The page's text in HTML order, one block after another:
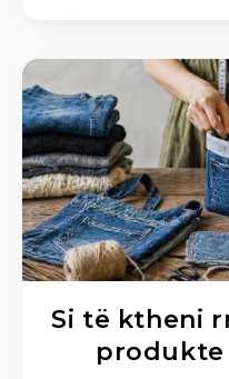
Si të ktheni
produkte